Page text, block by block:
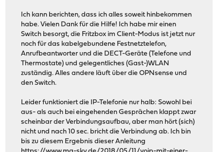
Ich kann berichten, dass ich alles soweit hinbekommen
habe. Vielen Dank für die Hilfe! Ich habe mir einen
Switch besorgt, die Fritzbox im Client-Modus ist jetzt nur
noch für das kabelgebundene Festnetztelefon,
Anrufbeantworter und die DECT-Geräte (Telefone und
Thermostate) und gelegentliches (Gast-)WLAN
zuständig. Alles andere läuft über die OPNsense und
den Switch.
Leider funktioniert die IP-Telefonie nur halb: Sowohl bei
aus- als auch bei eingehenden Gesprächen klappt zwar
scheinbar der Verbindungsaufbau, aber man hört (sich)
nicht und nach 10 sec. bricht die Verbindung ab. Ich bin
bis zu diesem Ergebnis dieser Anleitung